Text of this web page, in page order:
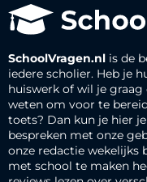
SchoolVragen.nl is de
iedere scholier. Heb je
huiswerk of wil je graag
weten om voor te
toets? Dan kun je hier
bespreken met onze
onze redactie wekelijks
met school te maken